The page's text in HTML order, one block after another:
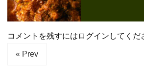
コメントを残すにはログインしてくだ
« Prev